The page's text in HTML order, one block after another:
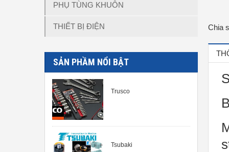
PHỤ TÙNG KHUÔN
THIẾT BỊ ĐIỆN
SẢN PHẦM NỔI BẬT
Trusco
Tsubaki
Chia